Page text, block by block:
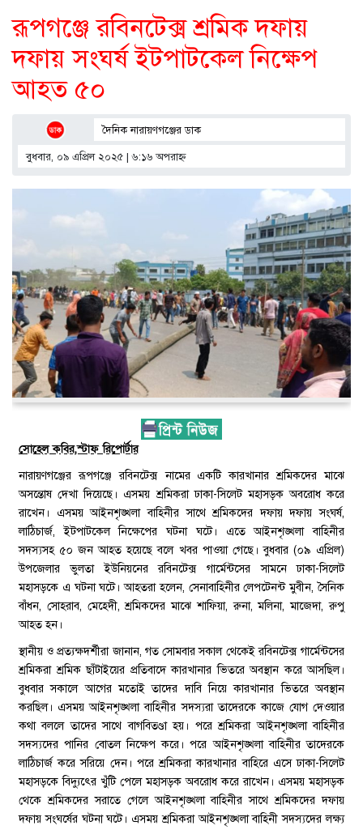
রূপগঞ্জে রবিনটেক্স শ্রমিক দফায়
দফায় সংঘর্ষ ইটপাটকেল নিক্ষেপ
আহত ৫০
দৈনিক নারায়ণগঞ্জের ডাক
বুধবার, ০৯ এপ্রিল ২০২৫ | ৬:১৬ অপরাহ্ণ
সোহেল কবির,স্টাফ রিপোর্টার
নারায়ণগঞ্জের রূপগঞ্জে রবিনটেক্স নামের একটি কারখানার শ্রমিকদের মাঝে
অসন্তোষ দেখা দিয়েছে। এসময় শ্রমিকরা ঢাকা-সিলেট মহাসড়ক অবরোধ করে
রাখেন। এসময় আইনশৃঙ্খলা বাহিনীর সাথে শ্রমিকদের দফায় দফায় সংঘর্ষ,
লাঠিচার্জ, ইটপাটকেল নিক্ষেপের ঘটনা ঘটে। এতে আইনশৃঙ্খলা বাহিনীর
সদস্যসহ ৫০ জন আহত হয়েছে বলে খবর পাওয়া গেছে। বুধবার (০৯ এপ্রিল)
উপজেলার ভুলতা ইউনিয়নের রবিনটেক্স গার্মেন্টসের সামনে ঢাকা-সিলেট
মহাসড়কে এ ঘটনা ঘটে। আহতরা হলেন, সেনাবাহিনীর লেপটেনন্ট মুবীন, সৈনিক
বাঁধন, সোহরাব, মেহেদী, শ্রমিকদের মাঝে শাফিয়া, রুনা, মলিনা, মাজেদা, রুপু
আহত হন।
স্থানীয় ও প্রত্যক্ষদর্শীরা জানান, গত সোমবার সকাল থেকেই রবিনটেক্স গার্মেন্টসের
শ্রমিকরা শ্রমিক ছাঁটাইয়ের প্রতিবাদে কারখানার ভিতরে অবস্থান করে আসছিল।
বুধবার সকালে আগের মতোই তাদের দাবি নিয়ে কারখানার ভিতরে অবস্থান
করছিল। এসময় আইনশৃঙ্খলা বাহিনীর সদস্যরা তাদেরকে কাজে যোগ দেওয়ার
কথা বললে তাদের সাথে বাগবিতণ্ডা হয়। পরে শ্রমিকরা আইনশৃঙ্খলা বাহিনীর
সদস্যদের পানির বোতল নিক্ষেপ করে। পরে আইনশৃঙ্খলা বাহিনীর তাদেরকে
লাঠিচার্জ করে সরিয়ে দেন। পরে শ্রমিকরা কারখানার বাহিরে এসে ঢাকা-সিলেট
মহাসড়কে বিদ্যুৎের খুঁটি পেলে মহাসড়ক অবরোধ করে রাখেন। এসময় মহাসড়ক
থেকে শ্রমিকদের সরাতে গেলে আইনশৃঙ্খলা বাহিনীর সাথে শ্রমিকদের দফায়
দফায় সংঘর্ষের ঘটনা ঘটে। এসময় শ্রমিকরা আইনশৃঙ্খলা বাহিনী সদস্যদের লক্ষ্য